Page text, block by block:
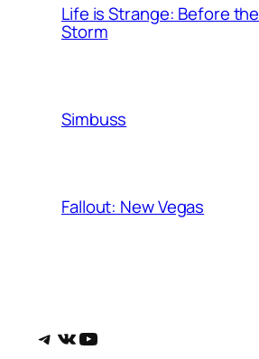
Life is Strange: Before the
Storm
Simbuss
Fallout: New Vegas
Telegram
ВКонтакте
YouTube